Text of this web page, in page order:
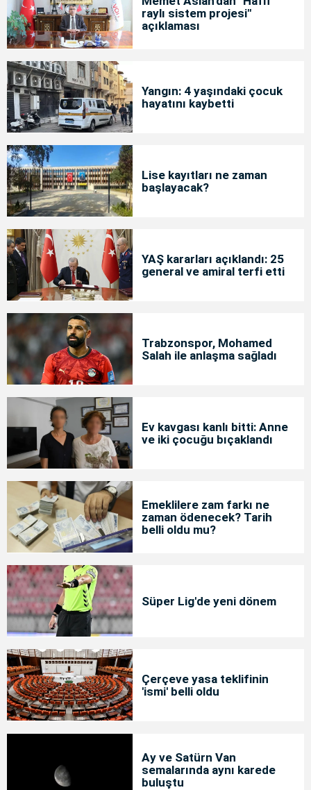
raylı sistem projesi"
açıklaması
Yangın: 4 yaşındaki çocuk
hayatını kaybetti
Lise kayıtları ne zaman
başlayacak?
YAŞ kararları açıklandı: 25
general ve amiral terfi etti
Trabzonspor, Mohamed
Salah ile anlaşma sağladı
Ev kavgası kanlı bitti: Anne
ve iki çocuğu bıçaklandı
Emeklilere zam farkı ne
zaman ödenecek? Tarih
belli oldu mu?
Süper Lig'de yeni dönem
Çerçeve yasa teklifinin
'ismi' belli oldu
Ay ve Satürn Van
semalarında aynı karede
buluştu